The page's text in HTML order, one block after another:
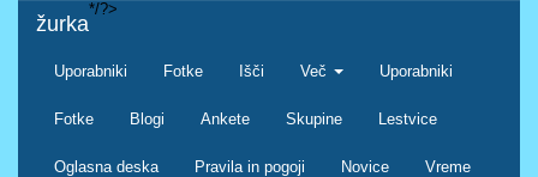
žurka
Uporabniki Fotke Išči Več Uporabniki
Fotke Blogi Ankete Skupine Lestvice
Oglasna deska Pravila in pogoji Novice Vreme
*/?>